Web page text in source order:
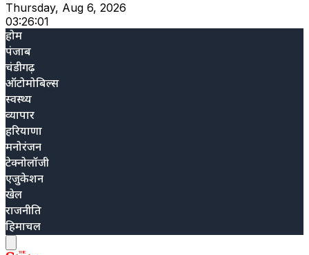
Thursday, Aug 6, 2026
03:26:03
होम
पंजाब
चंडीगढ़
ऑटोमोबिल्स
स्वस्थ्य
व्यापार
हरियाणा
मनोरंजन
टेक्नोलॉजी
एजुकेशन
खेल
राजनीति
हिमाचल